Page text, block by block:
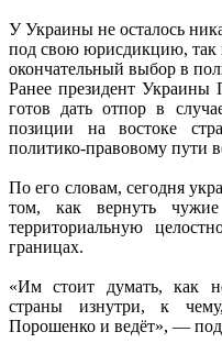
У Украины не осталось
под свою юрисдикцию, так
окончательный выбор в
Ранее президент Украины
готов дать отпор в
позиции на востоке
политико-правовому пути
По его словам, сегодня
том, как вернуть
территориальную
границах.
«Им стоит думать, как
страны изнутри, к
Порошенко и ведёт», —